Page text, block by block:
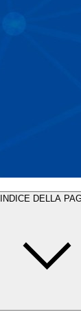
INDICE DELLA